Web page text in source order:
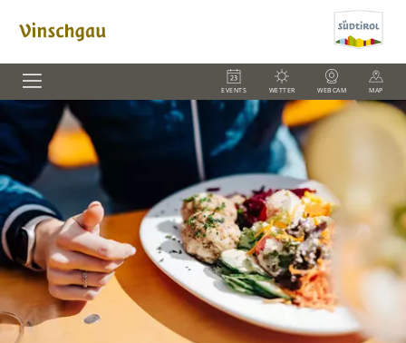
EVENTS WETTER WEBCAM MAP